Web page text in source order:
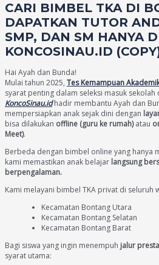
CARI BIMBEL TKA DI
DAPATKAN TUTOR
SMP, DAN SM HANYA
KONCOSINAU.ID
Hai Ayah dan Bunda!
Mulai tahun 2025, Tes Kemampuan
syarat penting dalam seleksi masuk
KoncoSinau.idhadir membantu Ayah dan
mempersiapkan anak sejak dini dengan
bisa dilakukan offline (guru ke rumah)atau
Meet).
Berbeda dengan bimbel online yang hanya
kami memastikan anak belajar langsung
berpengalaman.
Kami melayani bimbel TKA privat di seluruh
Kecamatan Bontang Utara
Kecamatan Bontang Selatan
Kecamatan Bontang Barat
Bagi siswa yang ingin menempuh jalur
syarat utama: